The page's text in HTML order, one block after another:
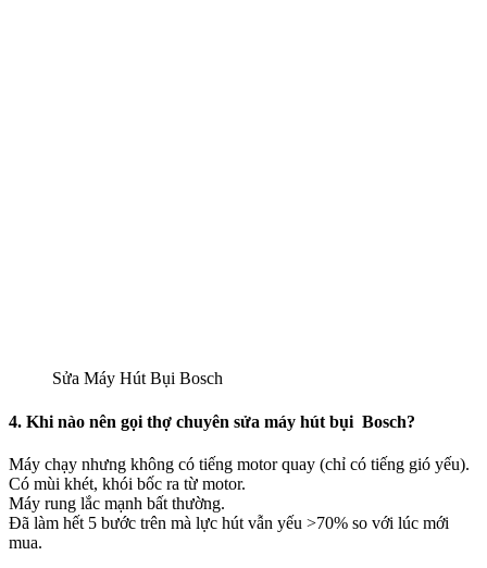
Sửa Máy Hút Bụi Bosch
4. Khi nào nên gọi thợ chuyên sửa máy hút bụi Bosch?
Máy chạy nhưng không có tiếng motor quay (chỉ có tiếng gió yếu).
Có mùi khét, khói bốc ra từ motor.
Máy rung lắc mạnh bất thường.
Đã làm hết 5 bước trên mà lực hút vẫn yếu >70% so với lúc mới
mua.